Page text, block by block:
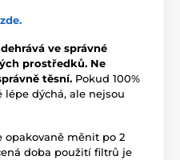
zde.
ve správné
prostředků. Ne
těsní. Pokud 100%
lépe dýchá, ale nejsou
opakovaně měnit po 2
doba použití filtrů je